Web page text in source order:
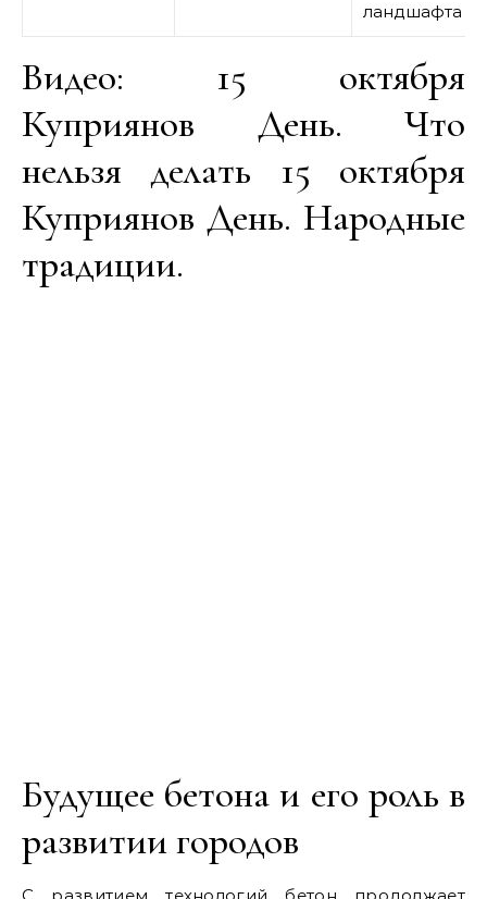
ландшафта
Видео: 15 октября
Куприянов День. Что
нельзя делать 15 октября
Куприянов День. Народные
традиции.
Будущее бетона и его роль в
развитии городов